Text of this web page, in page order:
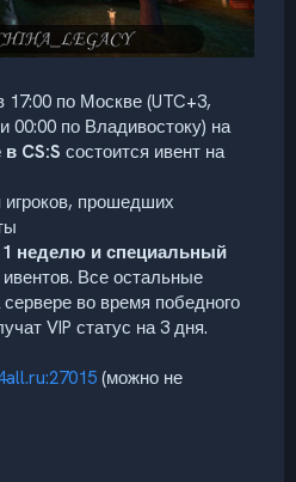
17:00 по Москве (UTC+3,
00:00 по Владивостоку) на
CS:S состоится ивент на
игроков, прошедших
1 неделю и специальный
Все остальные
во время победного
VIP статус на 3 дня.
(можно не